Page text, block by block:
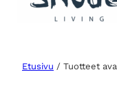
Etusivu / Tuotteet